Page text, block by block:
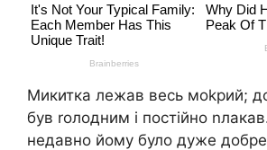
Микитка лежав весь моkрий;
був rолодним і постійно
недавно йому було дуже